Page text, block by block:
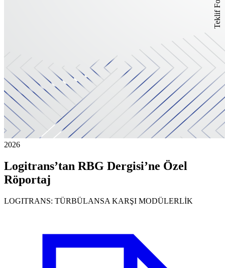
2026
Logitrans’tan RBG Dergisi’ne Özel
Röportaj
LOGITRANS: TÜRBÜLANSA KARŞI MODÜLERLİK